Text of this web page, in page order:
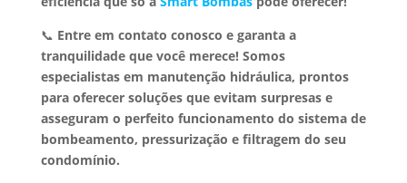
📞 Entre em contato conosco e garanta a
tranquilidade que você merece! Somos
especialistas em manutenção hidráulica, prontos
para oferecer soluções que evitam surpresas e
asseguram o perfeito funcionamento do sistema de
bombeamento, pressurização e filtragem do seu
condomínio.